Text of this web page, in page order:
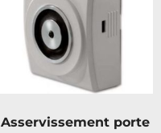
Asservissement porte